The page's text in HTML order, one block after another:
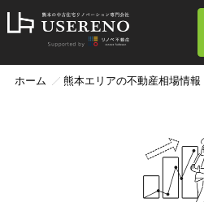
ホーム 熊本エリアの不動産相場情報